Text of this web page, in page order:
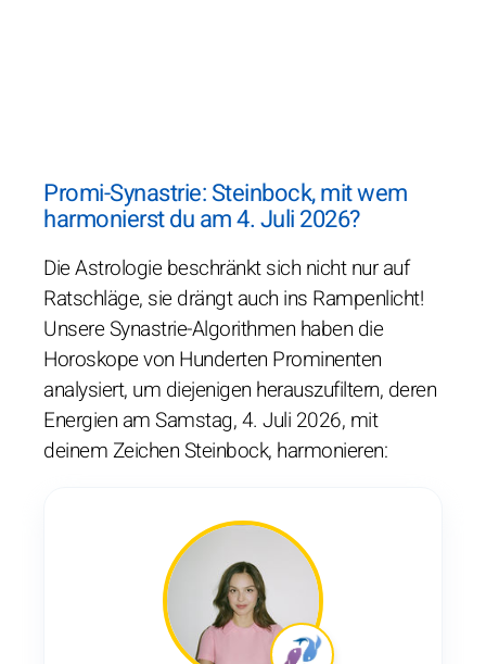
Promi-Synastrie: Steinbock, mit wem
harmonierst du am 4. Juli 2026?
Die Astrologie beschränkt sich nicht nur auf
Ratschläge, sie drängt auch ins Rampenlicht!
Unsere Synastrie-Algorithmen haben die
Horoskope von Hunderten Prominenten
analysiert, um diejenigen herauszufiltern, deren
Energien am Samstag, 4. Juli 2026, mit
deinem Zeichen Steinbock, harmonieren: